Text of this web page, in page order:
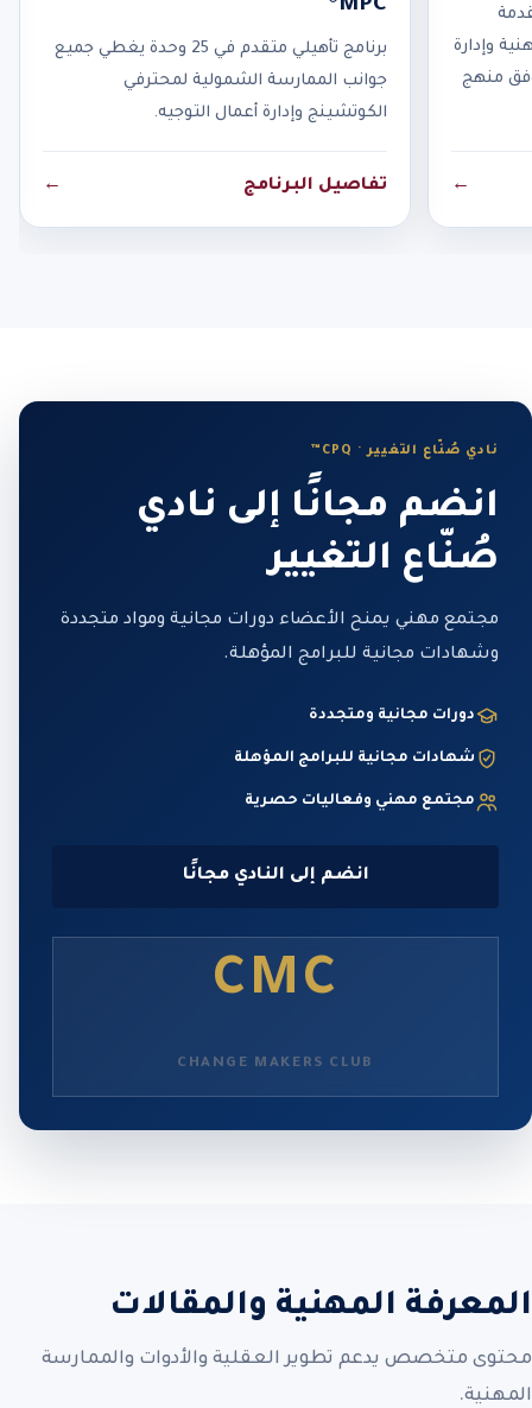
وإدارة
منهج
←
MPC®
برنامج تأهيلي متقدم في 25 وحدة يغطي جميع
جوانب الممارسة الشمولية لمحترفي
الكوتشينج وإدارة أعمال التوجيه.
تفاصيل البرنامج ←
نادي صُنّاع التغيير · CPQ™
انضم مجانًا إلى نادي
صُنّاع التغيير
مجتمع مهني يمنح الأعضاء دورات مجانية ومواد متجددة
وشهادات مجانية للبرامج المؤهلة.
دورات مجانية ومتجددة
شهادات مجانية للبرامج المؤهلة
مجتمع مهني وفعاليات حصرية
انضم إلى النادي مجانًا
CMC
CHANGE MAKERS CLUB
المعرفة المهنية والمقالات
محتوى متخصص يدعم تطوير العقلية والأدوات والممارسة
المهنية.